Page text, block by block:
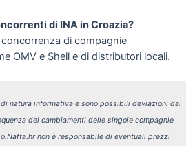
di INA in Croazia?
di compagnie
OMV e Shell e di distributori locali.
natura informativa e sono possibili deviazioni dai
dei cambiamenti delle singole compagnie
Nafta.hr non è responsabile di eventuali prezzi